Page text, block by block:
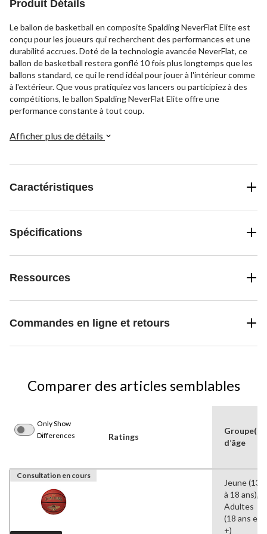
Produit Détails
Le ballon de basketball en composite Spalding NeverFlat Elite est
conçu pour les joueurs qui recherchent des performances et une
durabilité accrues. Doté de la technologie avancée NeverFlat, ce
ballon de basketball restera gonflé 10 fois plus longtemps que les
ballons standard, ce qui le rend idéal pour jouer à l'intérieur comme
à l'extérieur. Que vous pratiquiez vos lancers ou participiez à des
compétitions, le ballon Spalding NeverFlat Elite offre une
performance constante à tout coup.
Afficher plus de détails
Caractéristiques
Spécifications
Ressources
Commandes en ligne et retours
Comparer des articles semblables
Only Show
Differences
Ratings
Groupe(s)
d’âge
Consultation en cours
Jeune (13
à 18 ans),
Adultes
(18 ans et
+)